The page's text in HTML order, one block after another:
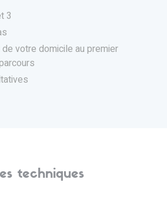
3
votre domicile au premier
techniques